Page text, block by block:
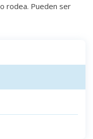
rodea. Pueden ser